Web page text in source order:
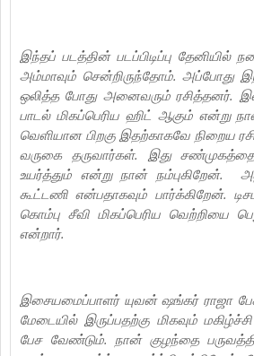
இந்தப் படத்தின் படப்பிடிப்பு தேனியில்
அம்மாவும் சென்றிருந்தோம். அப்போது
ஒலித்த போது அனைவரும் ரசித்தனர்.
பாடல் மிகப்பெரிய ஹிட் ஆகும் என்று
வெளியான பிறகு இதற்காகவே நிறைய
வருகை தருவார்கள். இது
உயர்த்தும் என்று நான் நம்புகிறேன்.
கூட்டணி என்பதாகவும் பார்க்கிறேன்.
கொம்பு சீவி மிகப்பெரிய வெற்றியை
என்றார்.
இசையமைப்பாளர் யுவன் ஷங்கர் ராஜா
மேடையில் இருப்பதற்கு மிகவும்
பேச வேண்டும். நான் குழந்தை